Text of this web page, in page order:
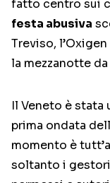
fatto centro sui
festa abusiva
Treviso,
la mezzanotte
Il Veneto è stata
prima ondata
momento è
soltanto i gestori